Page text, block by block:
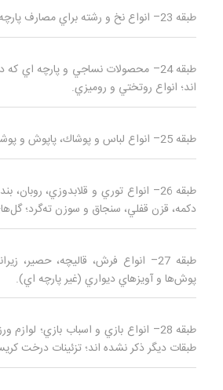
طبقه 23– انواع نخ و رشته براي مصارف پارچه بافي و نساجي.
طبقه 24– محصولات نساجي و پارچه‌ اي
اند؛ انواع روتختي و روميزي.
طبقه 25– انواع لباس و پوشاك، پاپوش و پوشش سر.
طبقه 26– انواع توري و قلابدوزي،
دكمه، قزن قفلي، سنجاق و سوزن ته‌گرد؛
طبقه 27– انواع فرش، قاليچه، حصير،
پوش‌ها و آويزهاي ديواري (غير پارچه‌ اي).
طبقه 28– انواع بازي و اسباب بازي؛
طبقات ديگر ذكر نشده‌ اند؛ تزئينات درخت